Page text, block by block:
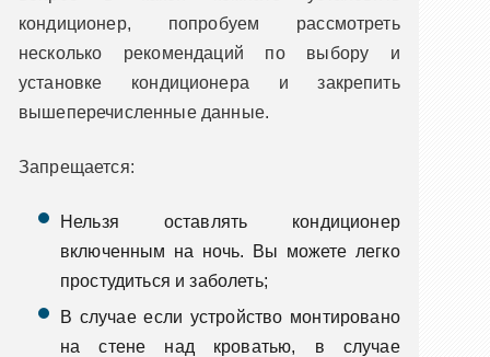
кондиционер, попробуем рассмотреть
несколько рекомендаций по выбору и
установке кондиционера и закрепить
вышеперечисленные данные.
Запрещается:
Нельзя оставлять кондиционер
включенным на ночь. Вы можете легко
простудиться и заболеть;
В случае если устройство монтировано
на стене над кроватью, в случае